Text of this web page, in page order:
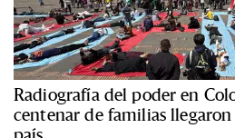
Radiografía del poder en
centenar de familias